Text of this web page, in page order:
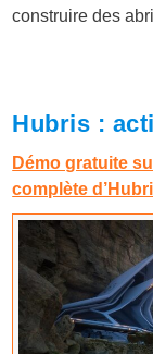
construire des
Hubris :
Démo gratuite
complète